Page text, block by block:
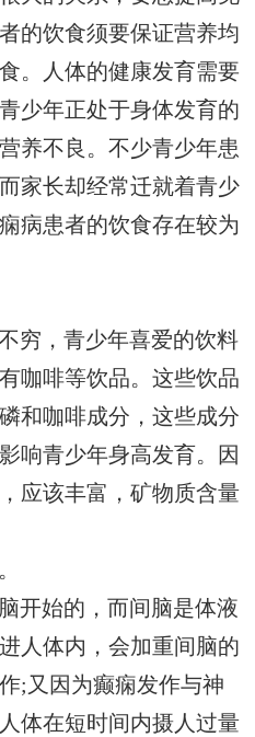
的饮食须要保证营养均
。人体的健康发育需要
少年正处于身体发育的
养不良。不少青少年患
家长却经常迁就着青少
病患者的饮食存在较为
穷，青少年喜爱的饮料
咖啡等饮品。这些饮品
和咖啡成分，这些成分
响青少年身高发育。因
应该丰富，矿物质含量
开始的，而间脑是体液
人体内，会加重间脑的
;又因为癫痫发作与神
体在短时间内摄人过量